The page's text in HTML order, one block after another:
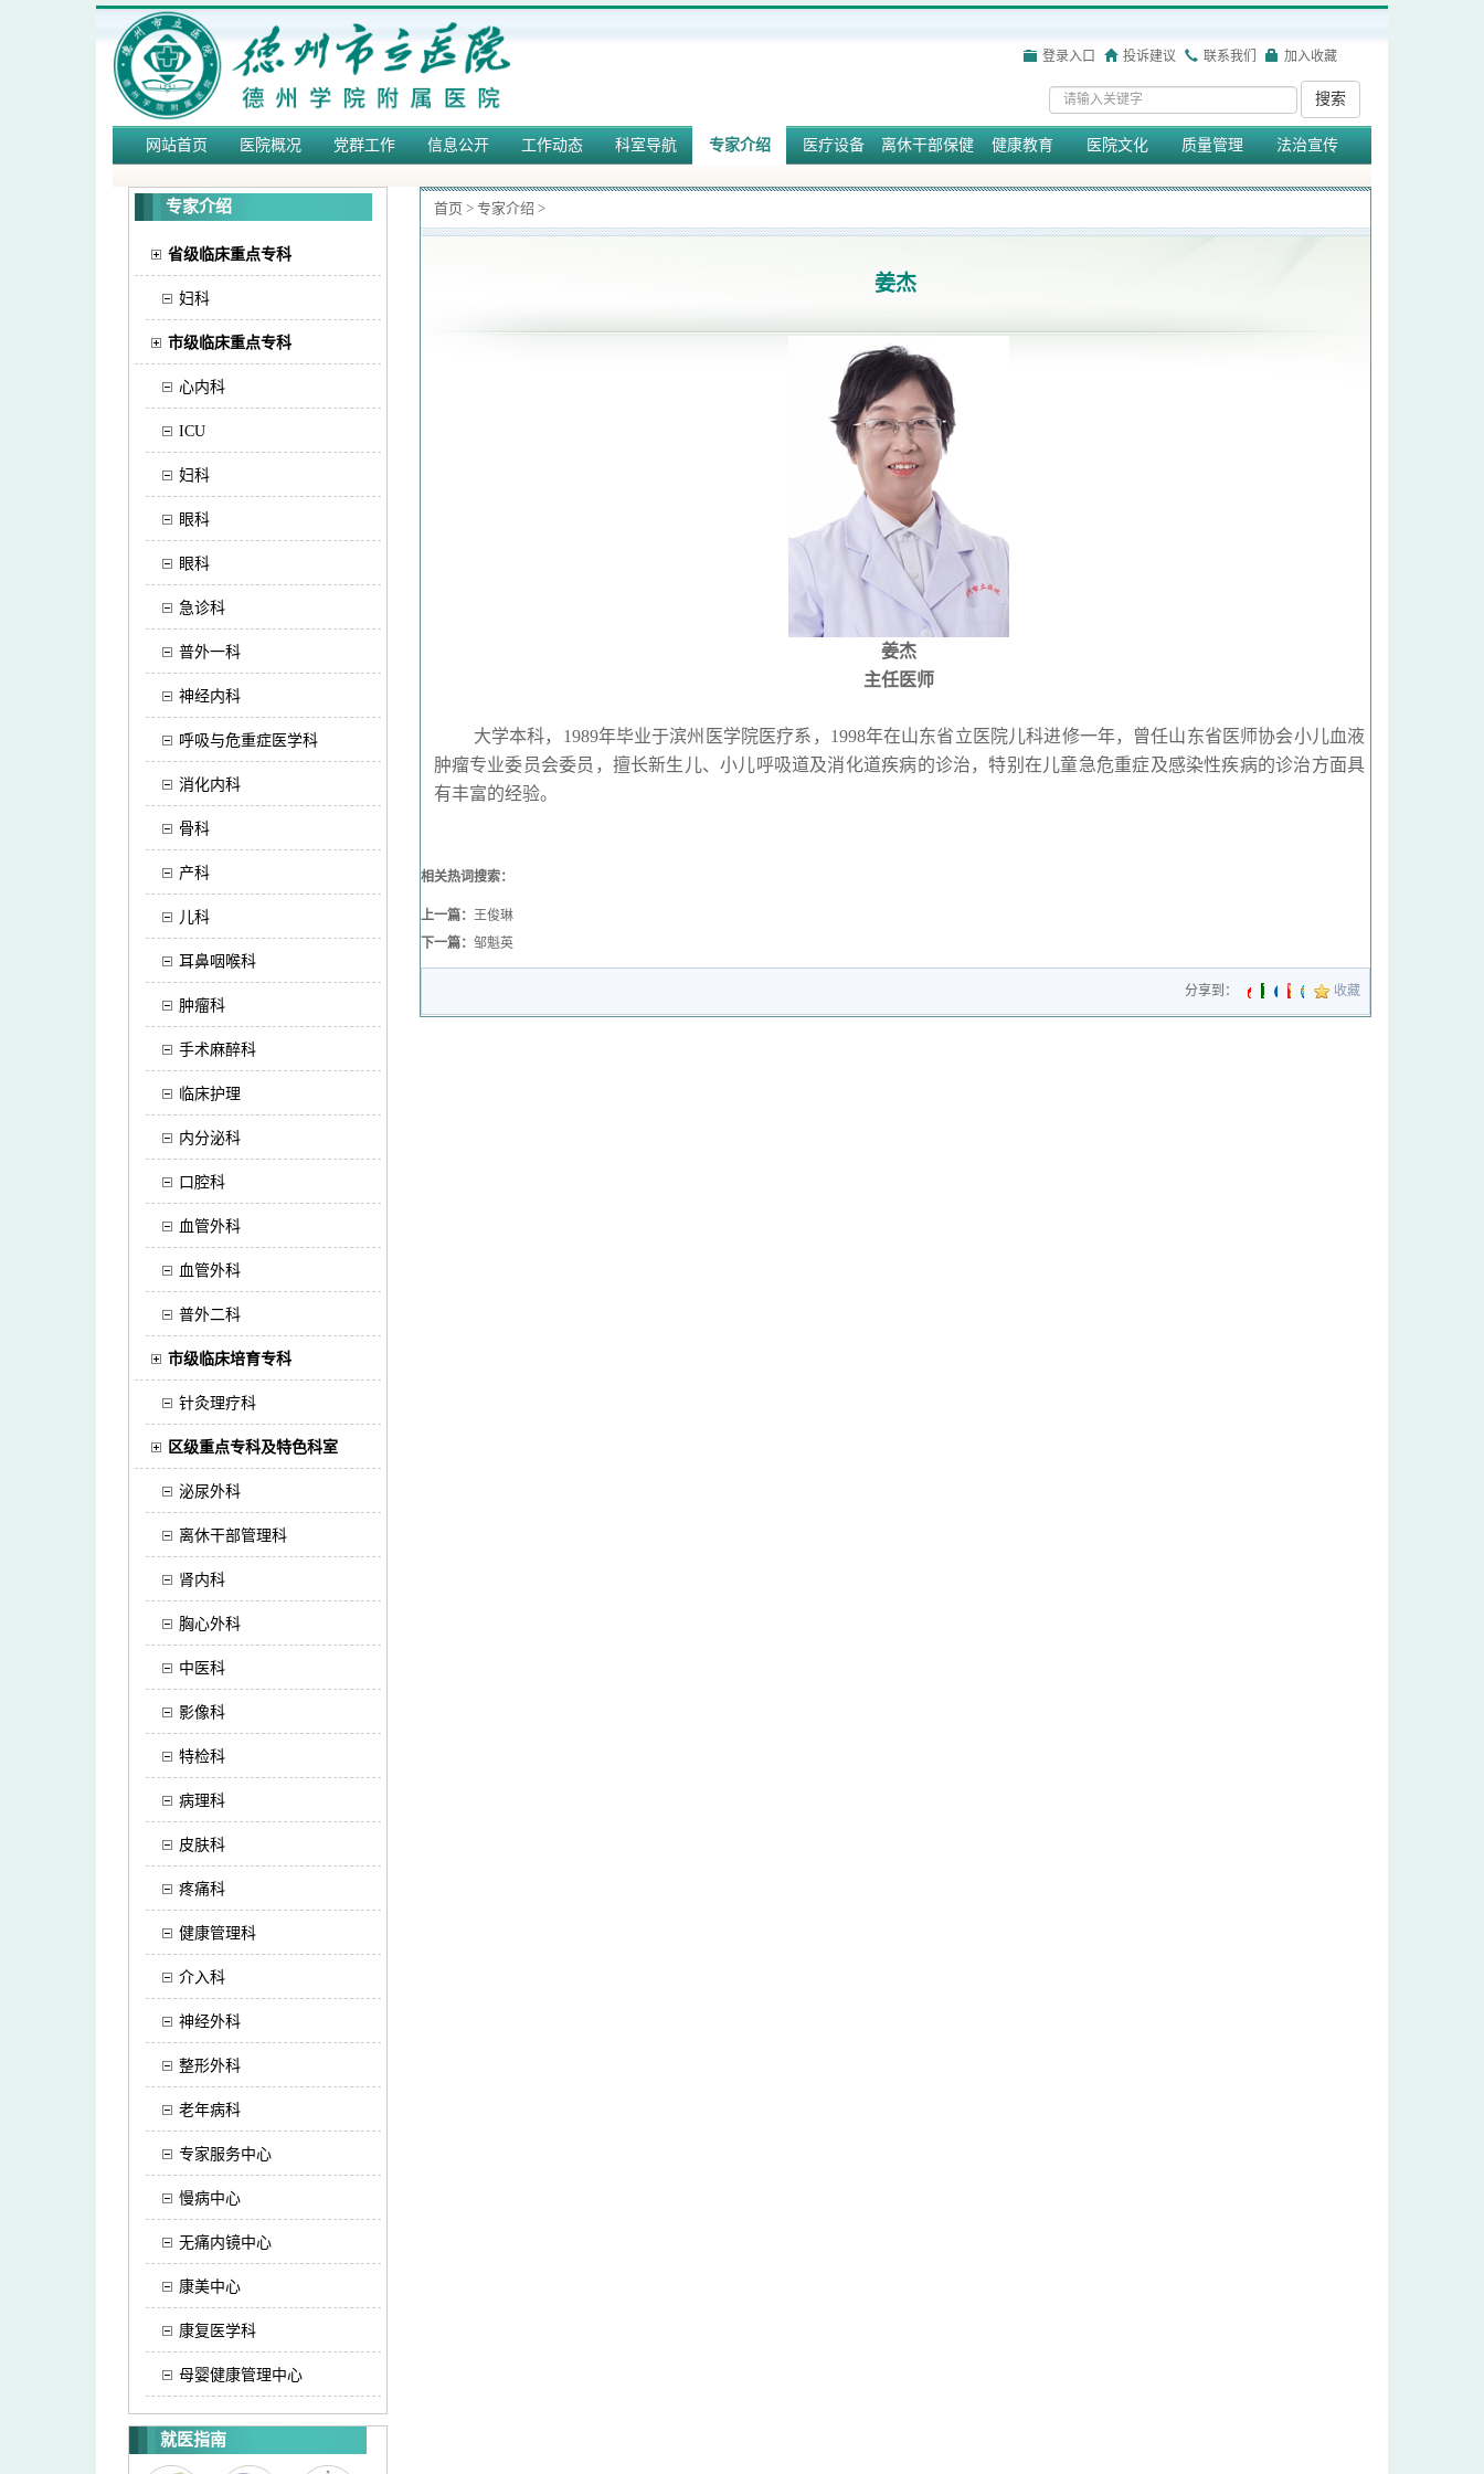
登录入口 投诉建议 联系我们 加入收藏
搜索
网站首页 医院概况 党群工作 信息公开 工作动态 科室导航 专家介绍 医疗设备 离休干部保健 健康教育 医院文化 质量管理 法治宣传
专家介绍
省级临床重点专科
妇科
市级临床重点专科
心内科
ICU
妇科
眼科
眼科
急诊科
普外一科
神经内科
呼吸与危重症医学科
消化内科
骨科
产科
儿科
耳鼻咽喉科
肿瘤科
手术麻醉科
临床护理
内分泌科
口腔科
血管外科
血管外科
普外二科
市级临床培育专科
针灸理疗科
区级重点专科及特色科室
泌尿外科
离休干部管理科
肾内科
胸心外科
中医科
影像科
特检科
病理科
皮肤科
疼痛科
健康管理科
介入科
神经外科
整形外科
老年病科
专家服务中心
慢病中心
无痛内镜中心
康美中心
康复医学科
母婴健康管理中心
就医指南
首页 > 专家介绍 >
姜杰
姜杰
主任医师
大学本科，1989年毕业于滨州医学院医疗系，1998年在山东省立医院儿科进修一年，曾任山东省医师协会小儿血液
肿瘤专业委员会委员，擅长新生儿、小儿呼吸道及消化道疾病的诊治，特别在儿童急危重症及感染性疾病的诊治方面具
有丰富的经验。
相关热词搜索：
上一篇： 王俊琳
下一篇： 邹魁英
分享到： 收藏